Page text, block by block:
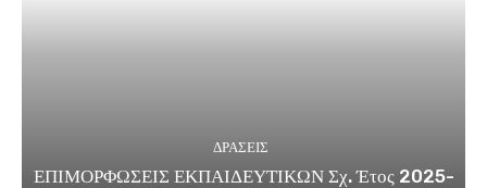
ΔΡΑΣΕΙΣ
ΕΠΙΜΟΡΦΩΣΕΙΣ ΕΚΠΑΙΔΕΥΤΙΚΩΝ Σχ. Έτος 2025-